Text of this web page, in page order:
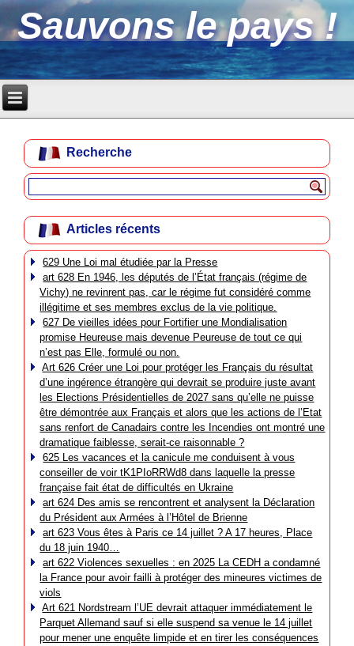
Sauvons le pays !
Recherche
Articles récents
629 Une Loi mal étudiée par la Presse
art 628 En 1946, les députés de l’État français (régime de
Vichy) ne revinrent pas, car le régime fut considéré comme
illégitime et ses membres exclus de la vie politique.
627 De vieilles idées pour Fortifier une Mondialisation
promise Heureuse mais devenue Peureuse de tout ce qui
n’est pas Elle, formulé ou non.
Art 626 Créer une Loi pour protéger les Français du résultat
d’une ingérence étrangère qui devrait se produire juste avant
les Elections Présidentielles de 2027 sans qu’elle ne puisse
être démontrée aux Français et alors que les actions de l’Etat
sans renfort de Canadairs contre les Incendies ont montré une
dramatique faiblesse, serait-ce raisonnable ?
625 Les vacances et la canicule me conduisent à vous
conseiller de voir tK1PIoRRWd8 dans laquelle la presse
française fait état de difficultés en Ukraine
art 624 Des amis se rencontrent et analysent la Déclaration
du Président aux Armées à l’Hôtel de Brienne
art 623 Vous êtes à Paris ce 14 juillet ? A 17 heures, Place
du 18 juin 1940…
art 622 Violences sexuelles : en 2025 La CEDH a condamné
la France pour avoir failli à protéger des mineures victimes de
viols
Art 621 Nordstream l’UE devrait attaquer immédiatement le
Parquet Allemand sauf si elle suspend sa venue le 14 juillet
pour mener une enquête limpide et en tirer les conséquences